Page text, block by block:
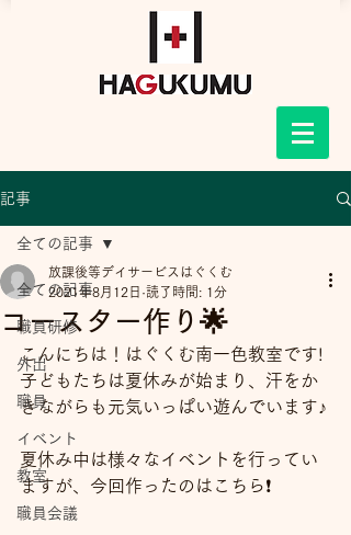
記事
全ての記事
職員研修
外出
職員
イベント
教室
職員会議
全ての記事
コースター作り🌟
放課後等デイサービスはぐくむ
2021年8月12日 読了時間: 1分
こんにちは！はぐくむ南一色教室です!
子どもたちは夏休みが始まり、汗をか
きながらも元気いっぱい遊んでいます♪
夏休み中は様々なイベントを行ってい
ますが、今回作ったのはこちら❗️